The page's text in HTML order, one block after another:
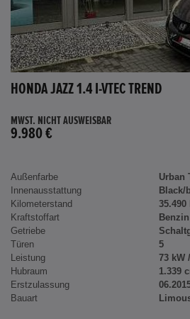
HONDA JAZZ 1.4 I-VTEC TREND
MWST. NICHT AUSWEISBAR
9.980 €
Außenfarbe
Urban
Innenausstattung
Black/
Kilometerstand
35.490
Kraftstoffart
Benzin
Getriebe
Türen
5
Leistung
73 kW
Hubraum
1.339
Erstzulassung
Bauart